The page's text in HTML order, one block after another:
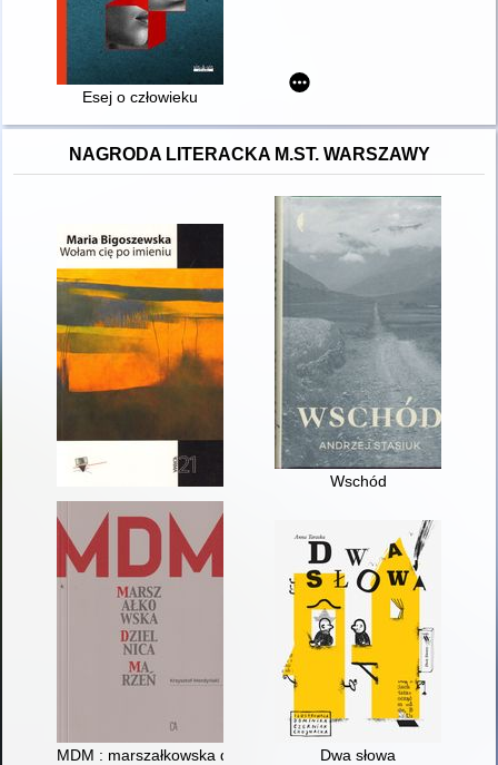
Esej o człowieku
NAGRODA LITERACKA M.ST. WARSZAWY
Wschód
MDM : marszałkowska dzielnica marzeńDwa słowa